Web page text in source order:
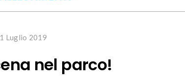
1 Luglio 2019
nel parco!